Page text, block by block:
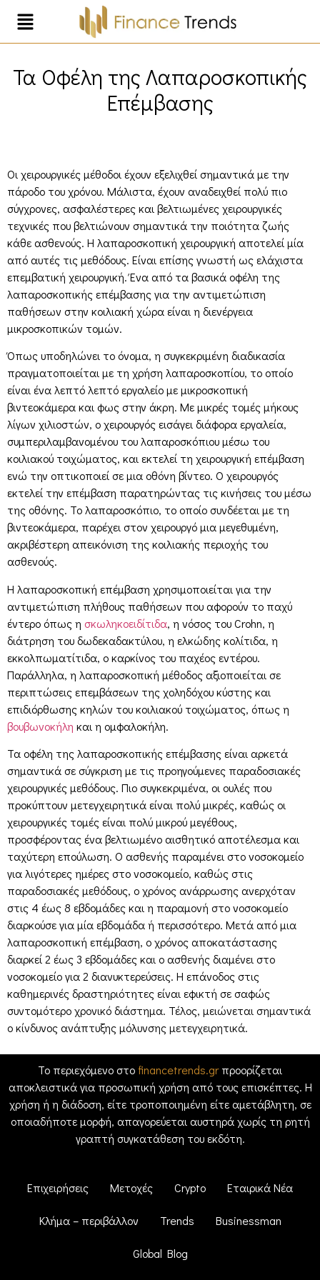
Τα Οφέλη της Λαπαροσκοπικής
Επέμβασης
Οι χειρουργικές μέθοδοι έχουν εξελιχθεί σημαντικά με την
πάροδο του χρόνου. Μάλιστα, έχουν αναδειχθεί πολύ πιο
σύγχρονες, ασφαλέστερες και βελτιωμένες χειρουργικές
τεχνικές που βελτιώνουν σημαντικά την ποιότητα ζωής
κάθε ασθενούς. Η λαπαροσκοπική χειρουργική αποτελεί μία
από αυτές τις μεθόδους. Είναι επίσης γνωστή ως ελάχιστα
επεμβατική χειρουργική. Ένα από τα βασικά οφέλη της
λαπαροσκοπικής επέμβασης για την αντιμετώπιση
παθήσεων στην κοιλιακή χώρα είναι η διενέργεια
μικροσκοπικών τομών.
Όπως υποδηλώνει το όνομα, η συγκεκριμένη διαδικασία
πραγματοποιείται με τη χρήση λαπαροσκοπίου, το οποίο
είναι ένα λεπτό λεπτό εργαλείο με μικροσκοπική
βιντεοκάμερα και φως στην άκρη. Με μικρές τομές μήκους
λίγων χιλιοστών, ο χειρουργός εισάγει διάφορα εργαλεία,
συμπεριλαμβανομένου του λαπαροσκόπιου μέσω του
κοιλιακού τοιχώματος, και εκτελεί τη χειρουργική επέμβαση
ενώ την οπτικοποιεί σε μια οθόνη βίντεο. Ο χειρουργός
εκτελεί την επέμβαση παρατηρώντας τις κινήσεις του μέσω
της οθόνης. Το λαπαροσκόπιο, το οποίο συνδέεται με τη
βιντεοκάμερα, παρέχει στον χειρουργό μια μεγεθυμένη,
ακριβέστερη απεικόνιση της κοιλιακής περιοχής του
ασθενούς.
Η λαπαροσκοπική επέμβαση χρησιμοποιείται για την
αντιμετώπιση πλήθους παθήσεων που αφορούν το παχύ
έντερο όπως η σκωληκοειδίτιδα, η νόσος του Crohn, η
διάτρηση του δωδεκαδακτύλου, η ελκώδης κολίτιδα, η
εκκολπωματίτιδα, ο καρκίνος του παχέος εντέρου.
Παράλληλα, η λαπαροσκοπική μέθοδος αξιοποιείται σε
περιπτώσεις επεμβάσεων της χοληδόχου κύστης και
επιδιόρθωσης κηλών του κοιλιακού τοιχώματος, όπως η
βουβωνοκήλη και η ομφαλοκήλη.
Τα οφέλη της λαπαροσκοπικής επέμβασης είναι αρκετά
σημαντικά σε σύγκριση με τις προηγούμενες παραδοσιακές
χειρουργικές μεθόδους. Πιο συγκεκριμένα, οι ουλές που
προκύπτουν μετεγχειρητικά είναι πολύ μικρές, καθώς οι
χειρουργικές τομές είναι πολύ μικρού μεγέθους,
προσφέροντας ένα βελτιωμένο αισθητικό αποτέλεσμα και
ταχύτερη επούλωση. Ο ασθενής παραμένει στο νοσοκομείο
για λιγότερες ημέρες στο νοσοκομείο, καθώς στις
παραδοσιακές μεθόδους, ο χρόνος ανάρρωσης ανερχόταν
στις 4 έως 8 εβδομάδες και η παραμονή στο νοσοκομείο
διαρκούσε για μία εβδομάδα ή περισσότερο. Μετά από μια
λαπαροσκοπική επέμβαση, ο χρόνος αποκατάστασης
διαρκεί 2 έως 3 εβδομάδες και ο ασθενής διαμένει στο
νοσοκομείο για 2 διανυκτερεύσεις. Η επάνοδος στις
καθημερινές δραστηριότητες είναι εφικτή σε σαφώς
συντομότερο χρονικό διάστημα. Τέλος, μειώνεται σημαντικά
ο κίνδυνος ανάπτυξης μόλυνσης μετεγχειρητικά.
Το περιεχόμενο στο financetrends.grπροορίζεται
αποκλειστικά για προσωπική χρήση από τους επισκέπτες. Η
χρήση ή η διάδοση, είτε τροποποιημένη είτε αμετάβλητη, σε
οποιαδήποτε μορφή, απαγορεύεται αυστηρά χωρίς τη ρητή
γραπτή συγκατάθεση του εκδότη.
Επιχειρήσεις Μετοχές Crypto Εταιρικά Νέα
Κλήμα – περιβάλλον Trends Businessman
Global Blog